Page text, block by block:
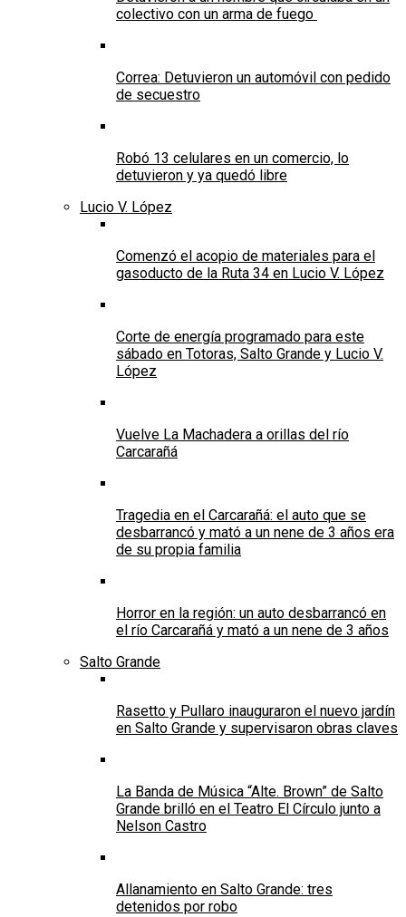
colectivo con un arma de fuego
Correa: Detuvieron un automóvil con pedido
de secuestro
Robó 13 celulares en un comercio, lo
detuvieron y ya quedó libre
Lucio V. López
Comenzó el acopio de materiales para el
gasoducto de la Ruta 34 en Lucio V. López
Corte de energía programado para este
sábado en Totoras, Salto Grande y Lucio V.
López
Vuelve La Machadera a orillas del río
Carcarañá
Tragedia en el Carcarañá: el auto que se
desbarrancó y mató a un nene de 3 años era
de su propia familia
Horror en la región: un auto desbarrancó en
el río Carcarañá y mató a un nene de 3 años
Salto Grande
Rasetto y Pullaro inauguraron el nuevo jardín
en Salto Grande y supervisaron obras claves
La Banda de Música “Alte. Brown” de Salto
Grande brilló en el Teatro El Círculo junto a
Nelson Castro
Allanamiento en Salto Grande: tres
detenidos por robo